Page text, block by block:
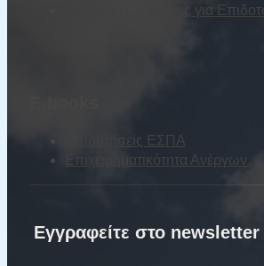
Επιλέξιμες Δαπάνες για
Επιδοτήσεις ΕΣΠΑ
Επιχειρηματικότητα Ανέργων
Εγγραφείτε στο newsletter